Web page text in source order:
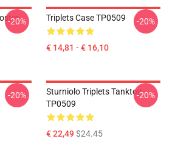
-20% Triplets Case TP0509
€ 14,81 - € 16,10
-20%
-20%
Sturniolo Triplets Tanktop
TP0509
€ 22,49$24.45
-20%